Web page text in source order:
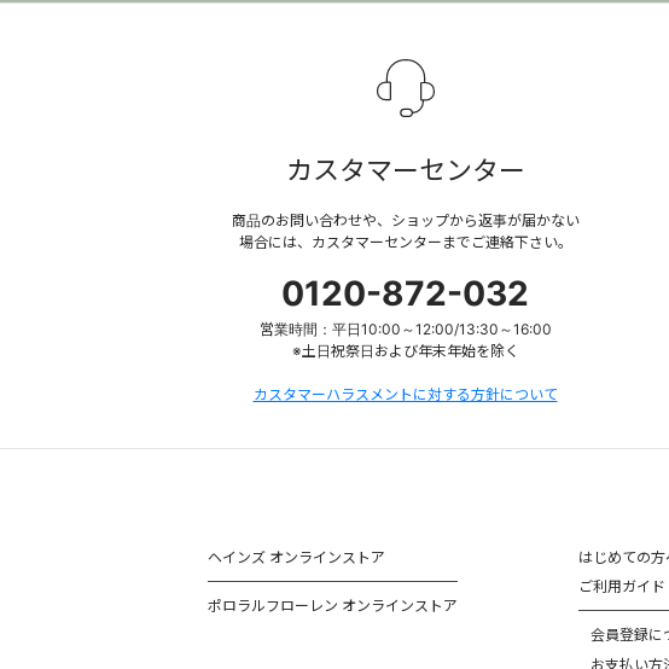
カスタマーセンター
商品のお問い合わせや、ショップから返事が届かない
場合には、カスタマーセンターまでご連絡下さい。
0120-872-032
営業時間：平日10:00～12:00/13:30～16:00
※土日祝祭日および年末年始を除く
カスタマーハラスメントに対する方針について
ヘインズ オンラインストア
ポロラルフローレン オンラインストア
はじめての方
ご利用ガイド
会員登録に
お支払い方